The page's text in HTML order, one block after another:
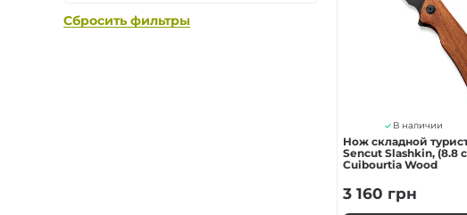
В наличии
Нож складной
Sencut Slashkin, (8.8
Cuibourtia Wood
3 160 грн
Сбросить фильтры